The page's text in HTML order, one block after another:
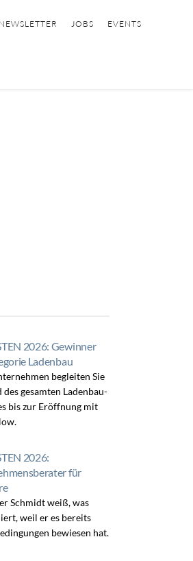
NEWSLETTER JOBS EVENTS
2026: Gewinner
Ladenbau
begleiten Sie
des gesamten Ladenbau-
bis zur Eröffnung mit
2026:
für
Schmidt weiß, was
weil er es bereits
bewiesen hat.